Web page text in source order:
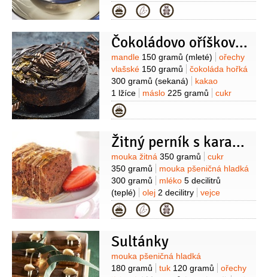
1 špetka
mouka pšeničná hladká
vál)
poleva(čokoládová, tmavá a
Kategorie
Čokoládovo oříškový dort bezlepkový
Suroviny
mandle 150 gramů (mleté)
ořechy
vlašské 150 gramů
čokoláda hořká
300 gramů (sekaná)
kakao
1 lžíce
máslo 225 gramů
cukr
krupice
6 kusů
poleva1 balení (100g
Kategorie
Žitný perník s karamelovou polevou
Suroviny
mouka žitná 350 gramů
cukr
350 gramů
mouka pšeničná hladká
300 gramů
mléko 5 decilitrů
(teplé)
olej 2 decilitry
vejce
2 kusy
kakao2 lžíce
2 lžíce
cukr vanilkový1 balení
Kategorie
Sultánky
Suroviny
mouka pšeničná hladká
180 gramů
tuk 120 gramů
ořechy